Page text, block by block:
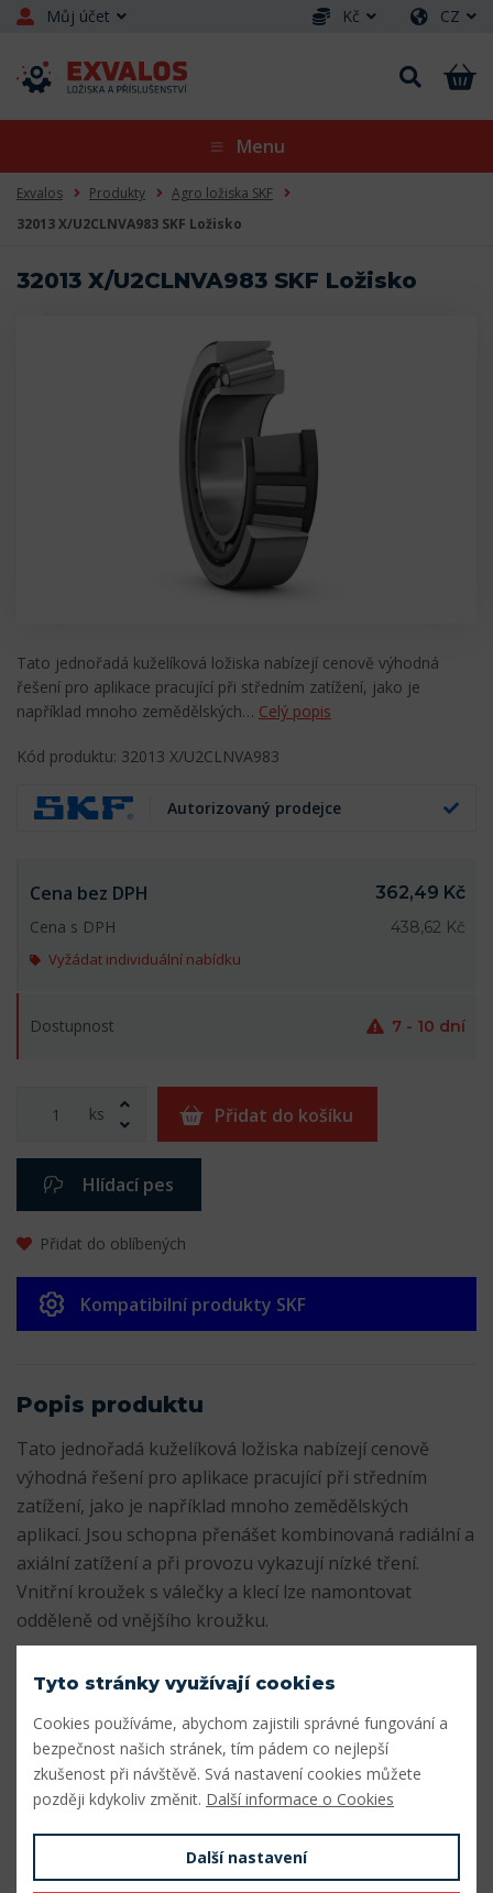
Můj účet Kč CZ
Menu
Exvalos Produkty
Agro ložiska SKF
32013 X/U2CLNVA983 SKF Ložisko
32013 X/U2CLNVA983 SKF Ložisko
Tato jednořadá kuželíková ložiska nabízejí cenově výhodná
řešení pro aplikace pracující při středním zatížení, jako je
například mnoho zemědělských… Celý popis
Kód produktu: 32013 X/U2CLNVA983
Autorizovaný prodejce
Cena bez DPH
362,49 Kč
Cena s DPH
438,62 Kč
Vyžádat individuální nabídku
Dostupnost 7 - 10 dní
ks Přidat do košíku
Hlídací pes
Přidat do oblíbených
Kompatibilní produkty SKF
Popis produktu
Tato jednořadá kuželíková ložiska nabízejí cenově
výhodná řešení pro aplikace pracující při středním
zatížení, jako je například mnoho zemědělských
aplikací. Jsou schopna přenášet kombinovaná radiální a
axiální zatížení a při provozu vykazují nízké tření.
Vnitřní kroužek s válečky a klecí lze namontovat
odděleně od vnějšího kroužku.
- Určeno pro mírné zatížení, jako v mnoha
- Střední radiální a axiální únosnost
- Přenášejí axiální zatížení v jednom směru
- Nízké tření a dlouhá životnost
Parametry
Tyto stránky využívají cookies
Cookies používáme, abychom zajistili správné fungování a
bezpečnost našich stránek, tím pádem co nejlepší
zkušenost při návštěvě. Svá nastavení cookies můžete
později kdykoliv změnit. Další informace o Cookies
Další nastavení